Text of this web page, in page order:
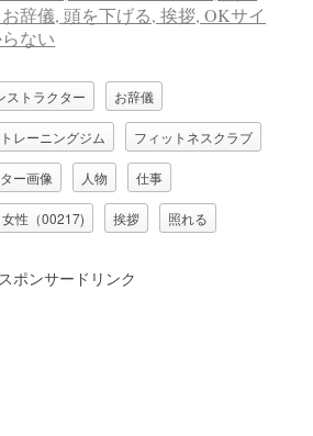
ストラクター お辞儀
トレーニングジム フィットネスクラブ
ー画像 人物 仕事
女性（00217) 挨拶 照れる
スポンサードリンク